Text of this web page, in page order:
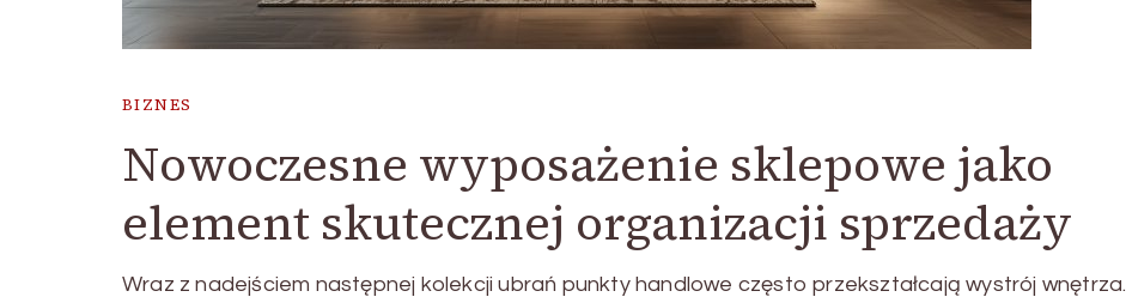
BIZNES
Nowoczesne wyposażenie sklepowe jako
element skutecznej organizacji sprzedaży
Wraz z nadejściem następnej kolekcji ubrań punkty handlowe często przekształcają wystrój wnętrza.